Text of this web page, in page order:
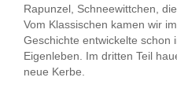
Rapunzel, Schneewittchen,
Vom Klassischen kamen wir
Geschichte entwickelte schon
Eigenleben. Im dritten Teil
neue Kerbe.